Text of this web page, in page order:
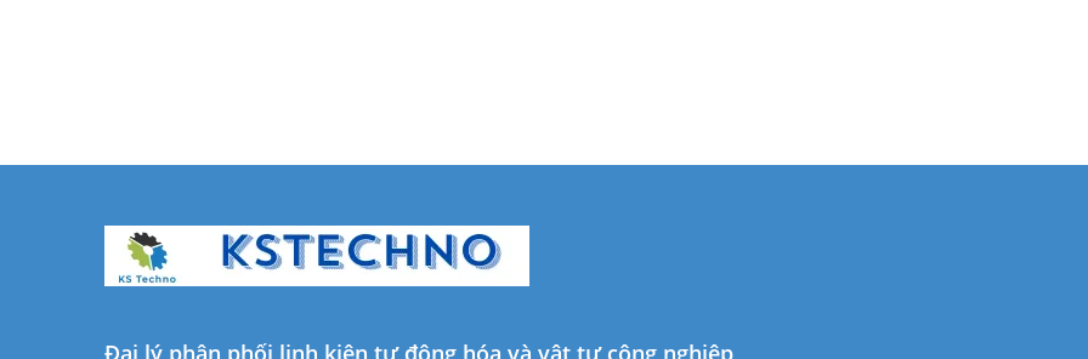
Đại lý phân phối linh kiện tự động hóa và vật tư công nghiệp